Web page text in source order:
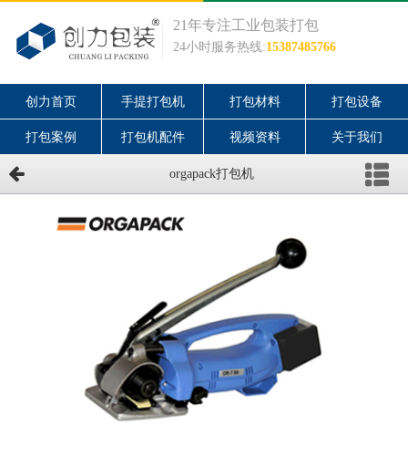
21年专注工业包装打包
24小时服务热线:15387485766
创力首页 手提打包机 打包材料 打包设备
打包案例 打包机配件 视频资料 关于我们
orgapack打包机